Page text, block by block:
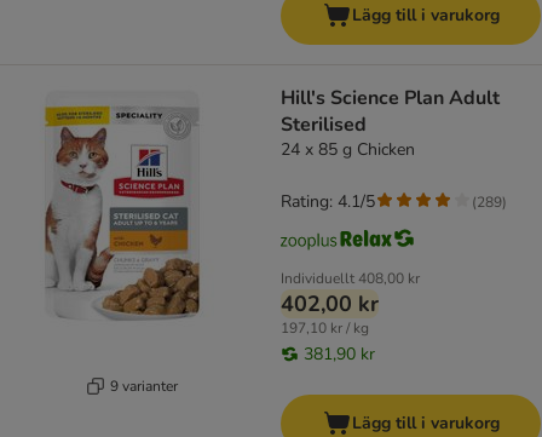
Lägg till i varukorg
9 varianter
Hill's Science Plan Adult
Sterilised
24 x 85 g Chicken
Individuellt408,00 kr
402,00 kr
197,10 kr / kg
381,90 kr
Rating: 4.1/5 (289)
Lägg till i varukorg